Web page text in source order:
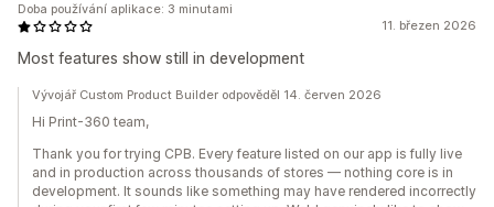
11. březen 2026
Most features show still in development
Doba používání aplikace: 3 minutami
Vývojář Custom Product Builder odpověděl 14. červen 2026
Hi Print-360 team,
Thank you for trying CPB. Every feature listed on our app is fully live
and in production across thousands of stores — nothing core is in
development. It sounds like something may have rendered incorrectly